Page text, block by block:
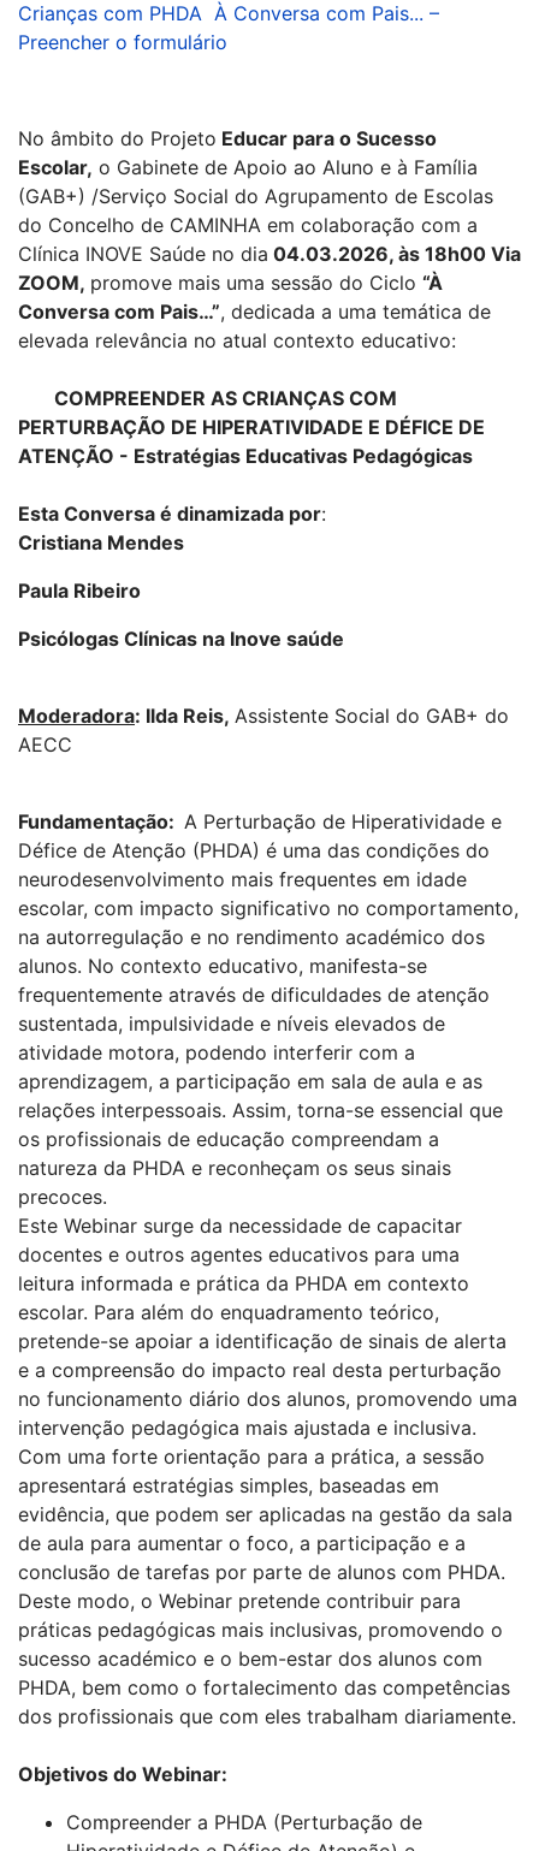
Crianças com PHDA À Conversa com Pais... –
Preencher o formulário
No âmbito do Projeto Educar para o Sucesso
Escolar, o Gabinete de Apoio ao Aluno e à Família
(GAB+) /Serviço Social do Agrupamento de Escolas
do Concelho de CAMINHA em colaboração com a
Clínica INOVE Saúde no dia 04.03.2026, às 18h00 Via
ZOOM, promove mais uma sessão do Ciclo “À
Conversa com Pais…”, dedicada a uma temática de
elevada relevância no atual contexto educativo:
COMPREENDER AS CRIANÇAS COM
PERTURBAÇÃO DE HIPERATIVIDADE E DÉFICE DE
ATENÇÃO - Estratégias Educativas Pedagógicas
Esta Conversa é dinamizada por:
Cristiana Mendes
Paula Ribeiro
Psicólogas Clínicas na Inove saúde
Moderadora: Ilda Reis, Assistente Social do GAB+ do
AECC
Fundamentação: A Perturbação de Hiperatividade e
Défice de Atenção (PHDA) é uma das condições do
neurodesenvolvimento mais frequentes em idade
escolar, com impacto significativo no comportamento,
na autorregulação e no rendimento académico dos
alunos. No contexto educativo, manifesta-se
frequentemente através de dificuldades de atenção
sustentada, impulsividade e níveis elevados de
atividade motora, podendo interferir com a
aprendizagem, a participação em sala de aula e as
relações interpessoais. Assim, torna-se essencial que
os profissionais de educação compreendam a
natureza da PHDA e reconheçam os seus sinais
precoces.
Este Webinar surge da necessidade de capacitar
docentes e outros agentes educativos para uma
leitura informada e prática da PHDA em contexto
escolar. Para além do enquadramento teórico,
pretende-se apoiar a identificação de sinais de alerta
e a compreensão do impacto real desta perturbação
no funcionamento diário dos alunos, promovendo uma
intervenção pedagógica mais ajustada e inclusiva.
Com uma forte orientação para a prática, a sessão
apresentará estratégias simples, baseadas em
evidência, que podem ser aplicadas na gestão da sala
de aula para aumentar o foco, a participação e a
conclusão de tarefas por parte de alunos com PHDA.
Deste modo, o Webinar pretende contribuir para
práticas pedagógicas mais inclusivas, promovendo o
sucesso académico e o bem-estar dos alunos com
PHDA, bem como o fortalecimento das competências
dos profissionais que com eles trabalham diariamente.
Objetivos do Webinar:
Compreender a PHDA (Perturbação de